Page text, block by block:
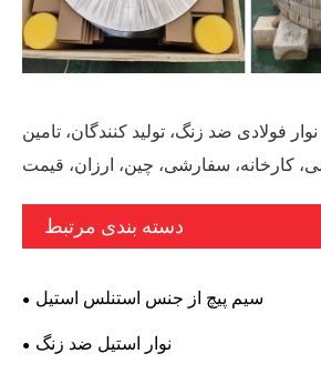
تگ های داغ: 201 نوار فولادی ضد زنگ، تولید کنندگان، تامین
کارخانه، سفارشی، چین، ارزان، قیمت
دسته بندی مرتبط
سیم پیچ از جنس استنلس استیل
نوار استیل ضد زنگ